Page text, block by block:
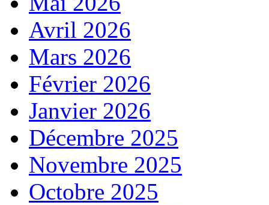
Avril 2026
Mars 2026
Février 2026
Janvier 2026
Décembre 2025
Novembre 2025
Octobre 2025